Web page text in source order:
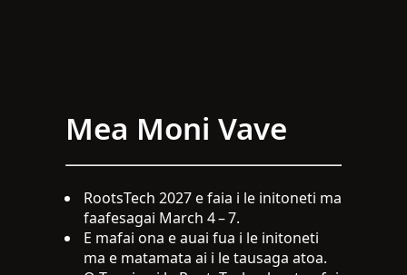
Mea Moni Vave
RootsTech 2027 e faia i le initoneti ma
faafesagai March 4 – 7.
E mafai ona e auai fua i le initoneti
ma e matamata ai i le tausaga atoa.